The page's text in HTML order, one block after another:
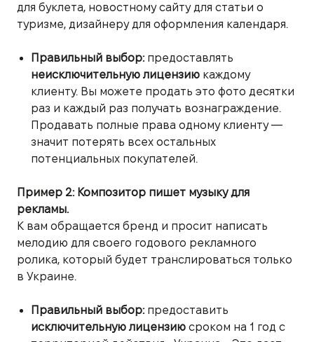
для буклета, новостному сайту для статьи о
туризме, дизайнеру для оформления календаря.
Правильный выбор:предоставлять
неисключительную лицензию каждому
клиенту. Вы можете продать это фото десятки
раз и каждый раз получать вознаграждение.
Продавать полные права одному клиенту —
значит потерять всех остальных
потенциальных покупателей.
Пример 2: Композитор пишет музыку для
рекламы.
К вам обращается бренд и просит написать
мелодию для своего годового рекламного
ролика, который будет транслироваться только
в Украине.
Правильный выбор:предоставить
исключительную лицензию сроком на 1 год с